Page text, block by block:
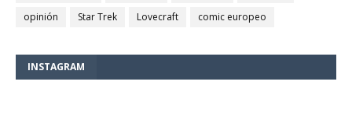
opinión
Star Trek Lovecraft comic europeo
INSTAGRAM